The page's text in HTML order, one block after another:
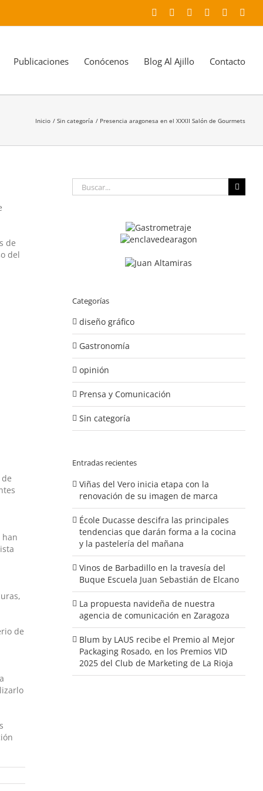
Facebook YouTubeInstagramLinkedIn
Publicaciones Conócenos Blog Al Ajillo Contacto
Inicio Sin categoría Presencia aragonesa en el XXXII Salón de Gourmets
de
del
han
de
Buscar:
Categorías
diseño gráfico
Gastronomía
opinión
Prensa y Comunicación
Sin categoría
Entradas recientes
Viñas del Vero inicia etapa con la
renovación de su imagen de marca
École Ducasse descifra las principales
tendencias que darán forma a la cocina
y la pastelería del mañana
Vinos de Barbadillo en la travesía del
Buque Escuela Juan Sebastián de Elcano
La propuesta navideña de nuestra
agencia de comunicación en Zaragoza
Blum by LAUS recibe el Premio al Mejor
Packaging Rosado, en los Premios VID
2025 del Club de Marketing de La Rioja